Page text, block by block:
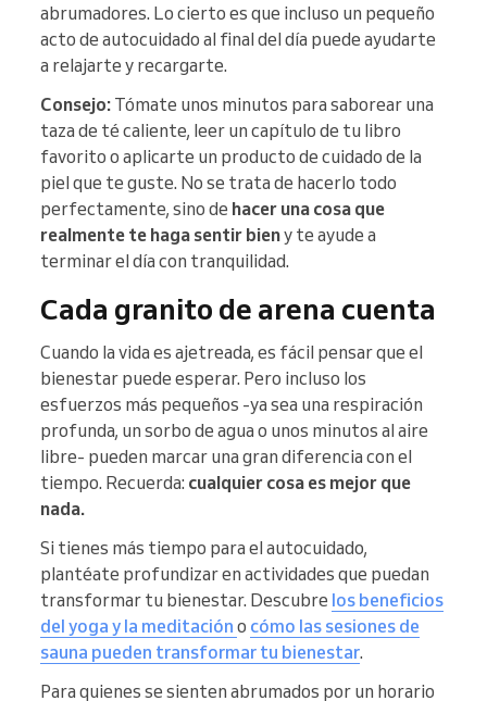
abrumadores. Lo cierto es que incluso un pequeño
acto de autocuidado al final del día puede ayudarte
a relajarte y recargarte.
Consejo: Tómate unos minutos para saborear una
taza de té caliente, leer un capítulo de tu libro
favorito o aplicarte un producto de cuidado de la
piel que te guste. No se trata de hacerlo todo
perfectamente, sino de hacer una cosa que
realmente te haga sentir bieny te ayude a
terminar el día con tranquilidad.
Cada granito de arena cuenta
Cuando la vida es ajetreada, es fácil pensar que el
bienestar puede esperar. Pero incluso los
esfuerzos más pequeños -ya sea una respiración
profunda, un sorbo de agua o unos minutos al aire
libre- pueden marcar una gran diferencia con el
tiempo. Recuerda: cualquier cosa es mejor que
nada.
Si tienes más tiempo para el autocuidado,
plantéate profundizar en actividades que puedan
transformar tu bienestar. Descubre los beneficios
del yoga y la meditación o cómo las sesiones de
sauna pueden transformar tu bienestar.
Para quienes se sienten abrumados por un horario